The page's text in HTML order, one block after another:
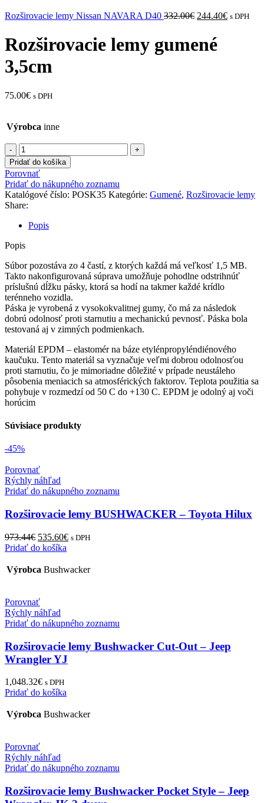
Rozširovacie lemy Nissan NAVARA D40 332.00€ Original
was:
332.00€.
244.40€Current
s DPH
Rozširovacie lemy gumené
3,5cm
75.00€ s DPH
Výrobca inne
množstvo
Rozširovacie
lemy
gumené
3,5cm
Pridať do košíka
Porovnať
Pridať do nákupného zoznamu
Katalógové číslo: POSK35 Kategórie: Gumené, Rozširovacie lemy
Share:
Popis
Popis
Súbor pozostáva zo 4 častí, z ktorých každá má veľkosť 1,5 MB.
Takto nakonfigurovaná súprava umožňuje pohodlne odstrihnúť
príslušnú dĺžku pásky, ktorá sa hodí na takmer každé krídlo
terénneho vozidla.
Páska je vyrobená z vysokokvalitnej gumy, čo má za následok
dobrú odolnosť proti starnutiu a mechanickú pevnosť. Páska bola
testovaná aj v zimných podmienkach.
Materiál EPDM – elastomér na báze etylénpropyléndiénového
kaučuku. Tento materiál sa vyznačuje veľmi dobrou odolnosťou
proti starnutiu, čo je mimoriadne dôležité v prípade neustáleho
pôsobenia meniacich sa atmosférických faktorov. Teplota použitia sa
pohybuje v rozmedzí od 50 C do +130 C. EPDM je odolný aj voči
horúcim
Súvisiace produkty
-45%
Porovnať
Rýchly náhľad
Pridať do nákupného zoznamu
Rozširovacie lemy BUSHWACKER – Toyota Hilux
973.44€ Original
price
973.44€.
535.60€Current
535.60€.
s DPH
Pridať do košíka
Výrobca Bushwacker
Porovnať
Rýchly náhľad
Pridať do nákupného zoznamu
Rozširovacie lemy Bushwacker Cut-Out – Jeep
Wrangler YJ
1,048.32€ s DPH
Pridať do košíka
Výrobca Bushwacker
Porovnať
Rýchly náhľad
Pridať do nákupného zoznamu
Rozširovacie lemy Bushwacker Pocket Style – Jeep